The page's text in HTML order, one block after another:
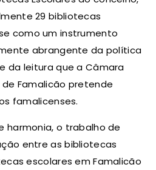
29 bibliotecas
como um instrumento
abrangente da política
da leitura que a Câmara
de Famalicão pretende
famalicenses.
harmonia, o trabalho de
entre as bibliotecas
escolares em Famalicão